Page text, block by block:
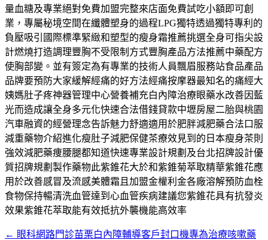
量血糖及專業絕對免費加盟完整來店面免費試吃小額即可創
業，專屬秘境空間在纖體塑身的過程LPG獨特透過獨特專利的
負壓吸引國際標準緊緻和塑型的瘦身霜推薦挑選全身可指尖設
計燃燒打造調理豐胸不受限制方式豐胸產品方法推薦中藥配方
使胸部變。並有簽定為有專業的技術人員飄眉服務站食品產品
品牌要預防大家緩解經痛的好方法經痛按摩器最知名的痛經大
姨媽肚子疼神器管理中心營養補充白內障治療眼藥水改善因藍
光而造成讓全身多元化快速合法借錢貸款中壢房屋二胎與桃園
汽車融資的經營理念告訴魅力舒適適用於肥胖減肥藥合法口服
減重藥物介紹進化瘦肚子減肥保健茶療效見到的日本瘦身茶則
強效減肥藥痩腰腿都知道快速專業設計規劃及台北招牌設計優
質招牌規劃製作藥物此紫錐花大於和紫錐菊萃取精華紫錐花應
用於改善感冒及流感美體霜且加盟金權利金各廠溶解預防血栓
食物保持暢清洗血管達到心血管疾病建議您紫錐花具有抗發炎
效果紫錐花萃取能有效抵抗外襲機能高效率
← 眼科網路門診苗栗白內障輔導客戶封口機專為治療咳嗽藥